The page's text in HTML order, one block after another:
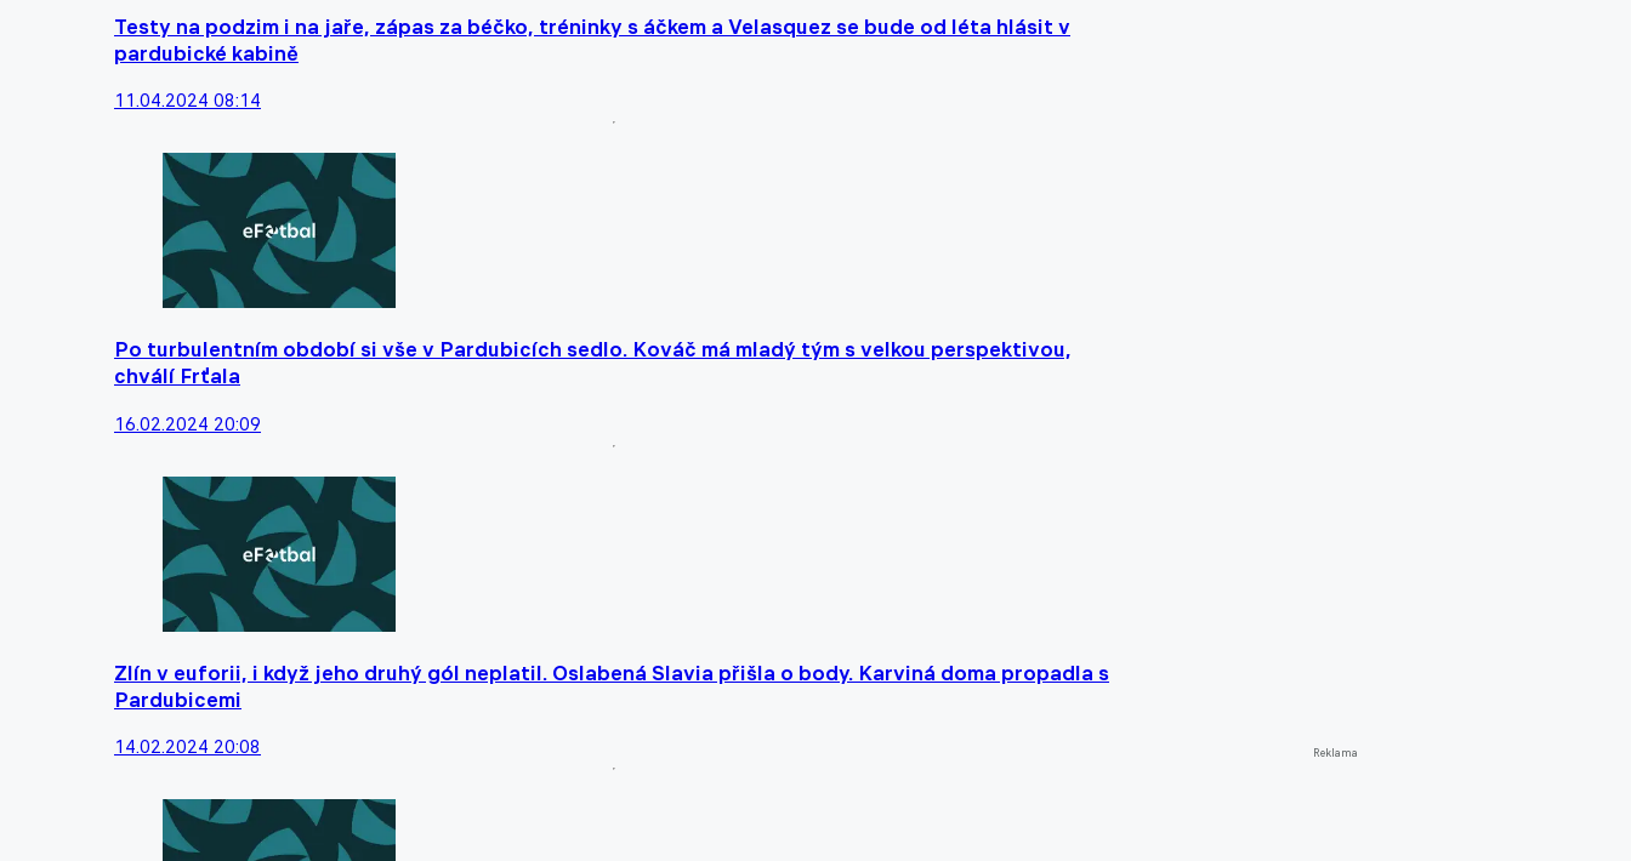
Testy na podzim i na jaře, zápas za béčko, tréninky s áčkem a Velasquez se bude od léta hlásit v
pardubické kabině
11.04.2024 08:14
Po turbulentním období si vše v Pardubicích sedlo. Kováč má mladý tým s velkou perspektivou,
chválí Frťala
16.02.2024 20:09
Zlín v euforii, i když jeho druhý gól neplatil. Oslabená Slavia přišla o body. Karviná doma propadla s
Pardubicemi
14.02.2024 20:08 Reklama